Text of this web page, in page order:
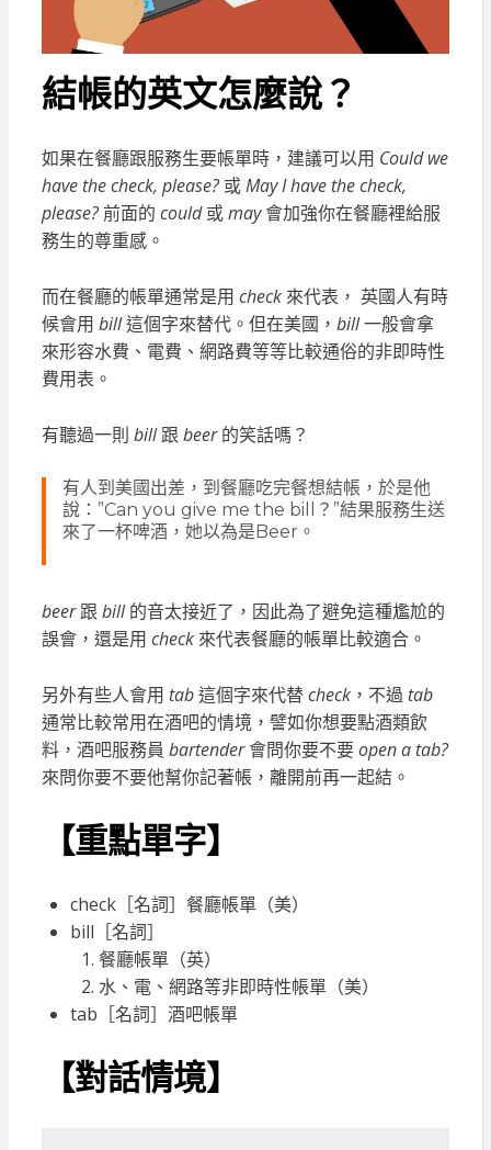
結帳的英文怎麼說？
如果在餐廳跟服務生要帳單時，建議可以用 Could we
have the check, please?或May I have the check,
please?前面的 could或may會加強你在餐廳裡給服
務生的尊重感。
而在餐廳的帳單通常是用 check來代表， 英國人有時
候會用 bill這個字來替代。但在美國， bill一般會拿
來形容水費、電費、網路費等等比較通俗的非即時性
費用表。
有聽過一則 bill跟 beer的笑話嗎？
有人到美國出差，到餐廳吃完餐想結帳，於是他
說：”Can you give me the bill？”結果服務生送
來了一杯啤酒，她以為是Beer。
beer跟 bill的音太接近了，因此為了避免這種尷尬的
誤會，還是用 check來代表餐廳的帳單比較適合。
另外有些人會用 tab這個字來代替 check，不過 tab
通常比較常用在酒吧的情境，譬如你想要點酒類飲
料，酒吧服務員 bartender會問你要不要open a tab?
來問你要不要他幫你記著帳，離開前再一起結。
【重點單字】
check［名詞］餐廳帳單（美）
bill［名詞］
餐廳帳單（英）
水、電、網路等非即時性帳單（美）
tab［名詞］酒吧帳單
【對話情境】